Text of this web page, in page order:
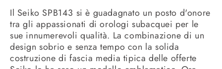
Il Seiko SPB143 si è guadagnato un posto d'onore
tra gli appassionati di orologi subacquei per le
sue innumerevoli qualità. La combinazione di un
design sobrio e senza tempo con la solida
costruzione di fascia media tipica delle offerte